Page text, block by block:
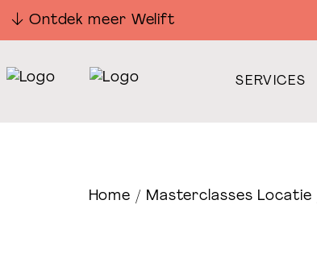
Ontdek meer Welift
SERVICES
Home / Masterclasses Locatie